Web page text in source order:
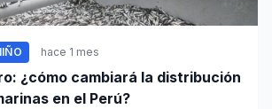
hace 1 mes
¿cómo cambiará la distribución
en el Perú?